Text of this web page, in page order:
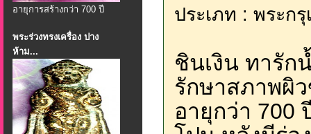
อายุการสร้างกว่า 700 ปี
พระร่วงทรงเครื่อง ปาง
ห้าม...
ประเภท : พระก
ชินเงิน ทารัก
รักษาสภาพผิ
อายุกว่า